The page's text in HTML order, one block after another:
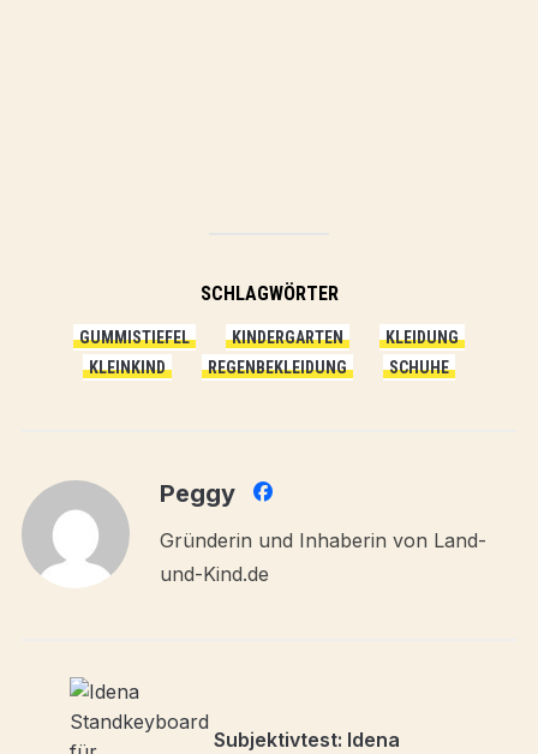
SCHLAGWÖRTER
GUMMISTIEFEL KINDERGARTEN
KLEIDUNG
KLEINKIND
REGENBEKLEIDUNG SCHUHE
Peggy
Gründerin und Inhaberin von Land-
und-Kind.de
Subjektivtest: Idena